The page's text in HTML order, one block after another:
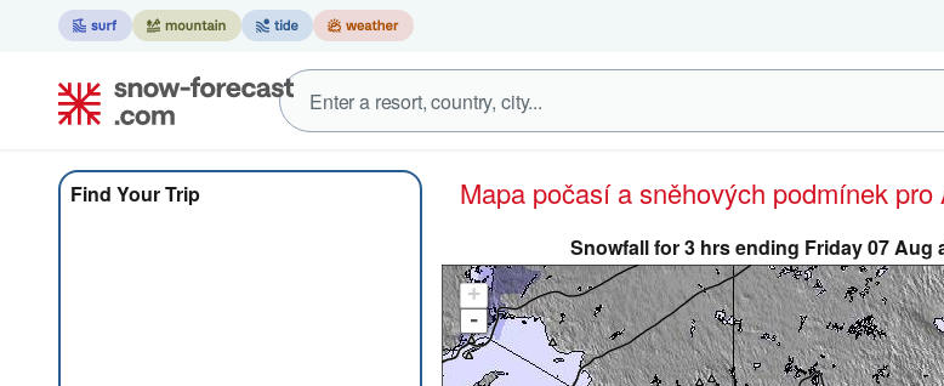
Find Your Trip Mapa počasí a sněhových podmínek
Snowfall for 3 hrs ending Friday 07 Aug
+
-